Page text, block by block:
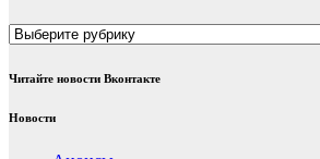
Рубрики
Читайте новости Вконтакте
Новости